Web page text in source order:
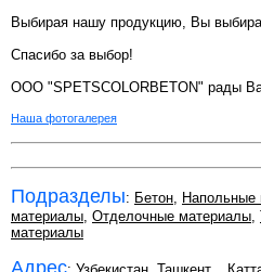
Выбирая нашу продукцию, Вы
Спасибо за выбор!
ООО "SPETSCOLORBETON" рады
Наша фотогалерея
Подразделы: Бетон, Напольные
материалы, Отделочные материалы,
материалы